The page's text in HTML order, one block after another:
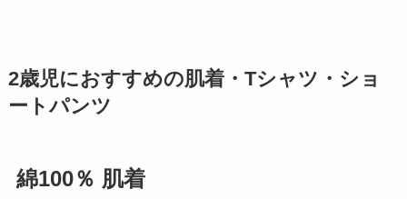
2歳児におすすめの肌着・Tシャツ・ショ
ートパンツ
綿100％ 肌着